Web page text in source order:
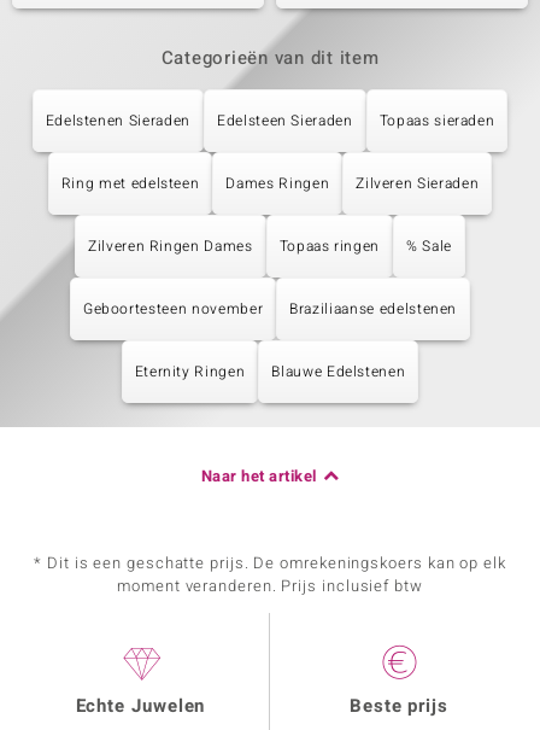
Categorieën van dit item
Edelstenen Sieraden Edelsteen Sieraden Topaas sieraden
Ring met edelsteen Dames Ringen Zilveren Sieraden
Zilveren Ringen Dames Topaas ringen % Sale
Geboortesteen november Braziliaanse edelstenen
Eternity Ringen Blauwe Edelstenen
Naar het artikel
* Dit is een geschatte prijs. De omrekeningskoers kan op elk
moment veranderen. Prijs inclusief btw
Echte Juwelen Beste prijs